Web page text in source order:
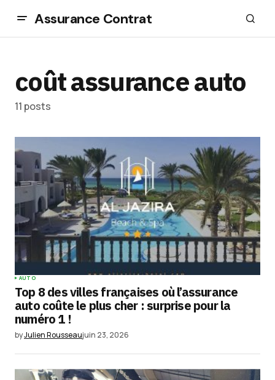
Assurance Contrat
coût assurance auto
11 posts
AUTO
Top 8 des villes françaises où l’assurance
auto coûte le plus cher : surprise pour la
numéro 1 !
byJulien Rousseaujuin 23, 2026